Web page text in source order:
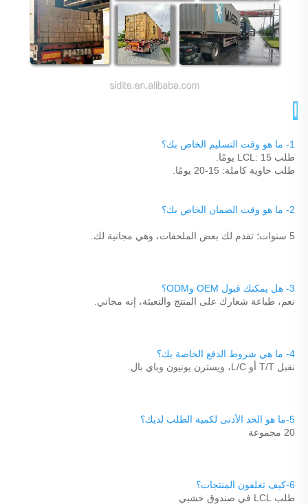
1- ما هو وقت التسليم الخاص بك؟
طلب LCL: 15 يومًا.
طلب حاوية كاملة: 15-20 يومًا.
2- ما هو وقت الضمان الخاص بك؟
5 سنوات؛ تقدم لك بعض الملحقات، وهي مجانية لك.
3- هل يمكنك قبول OEM وODM؟
نعم، طباعة شعارك على المنتج والتعبئة، إنه مجاني.
4- ما هي شروط الدفع الخاصة بك؟
نقبل T/T أو L/C، ويسترن يونيون وباي بال.
5-ما هو الحد الأدنى لكمية الطلب لديك؟
20 مجموعة
6-كيف تغلفون المنتجات؟
طلب LCL في صندوق خشبي